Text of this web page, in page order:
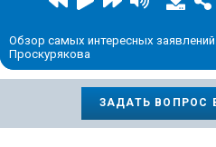
Обзор самых интересных
Проскурякова
ЗАДАТЬ ВОПРОС